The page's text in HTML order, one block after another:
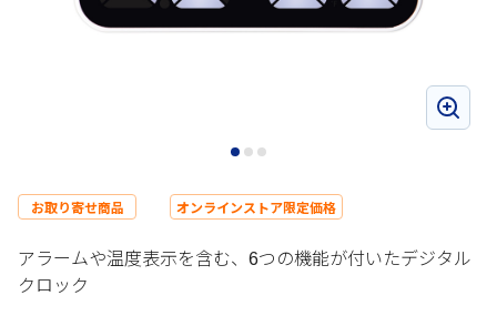
お取り寄せ商品 オンラインストア限定価格
アラームや温度表示を含む、6つの機能が付いたデジタル
クロック